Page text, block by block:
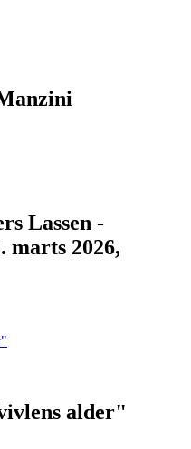
Lassen -
2026,
alder"